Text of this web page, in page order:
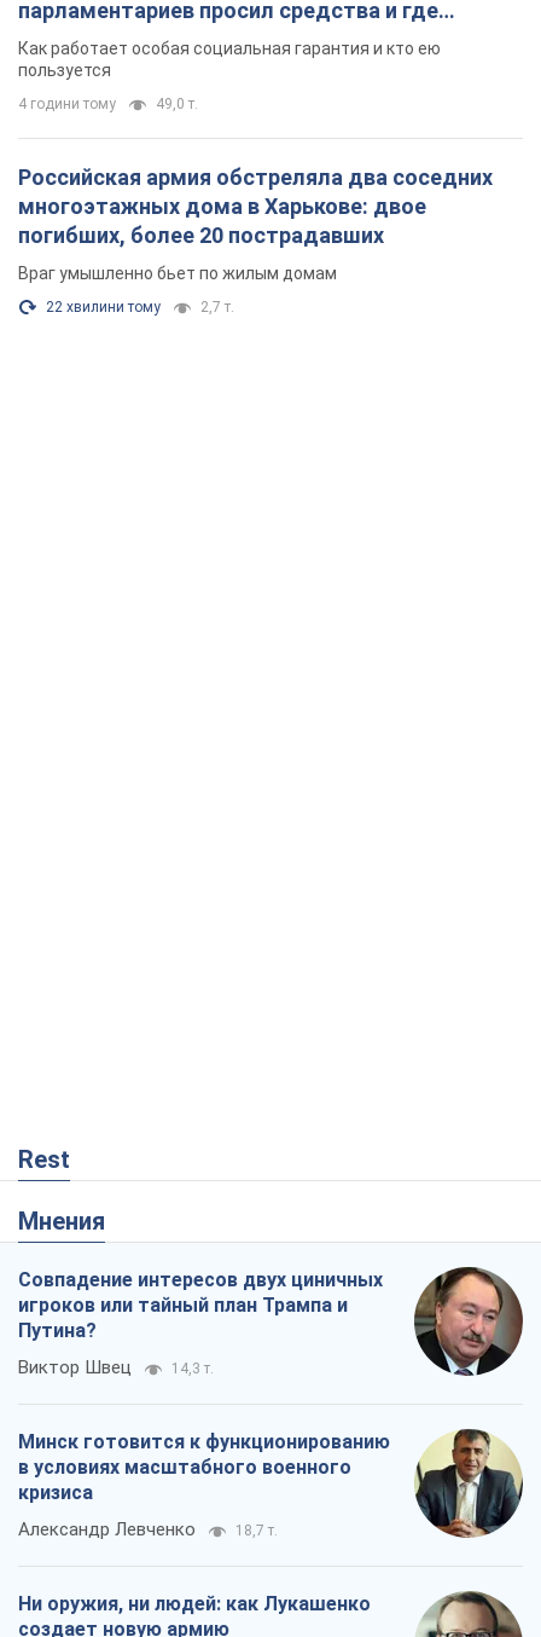
парламентариев просил средства и где
поселился
Как работает особая социальная гарантия и кто ею
пользуется
4 години тому 49,0 т.
Российская армия обстреляла два соседних
многоэтажных дома в Харькове: двое
погибших, более 20 пострадавших
Враг умышленно бьет по жилым домам
22 хвилини тому 2,7 т.
Rest
Мнения
Совпадение интересов двух циничных
игроков или тайный план Трампа и
Путина?
Виктор Швец 14,3 т.
Минск готовится к функционированию
в условиях масштабного военного
кризиса
Александр Левченко 18,7 т.
Ни оружия, ни людей: как Лукашенко
создает новую армию